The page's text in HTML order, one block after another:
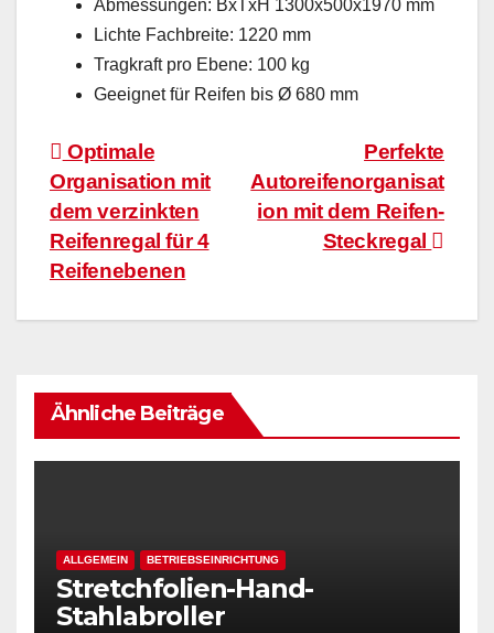
Abmessungen: BxTxH 1300x500x1970 mm
Lichte Fachbreite: 1220 mm
Tragkraft pro Ebene: 100 kg
Geeignet für Reifen bis Ø 680 mm
BeitragsnavigationPerfekte
Autoreifenorganisat
ion mit dem Reifen-
Steckregal
Optimale
Organisation mit
dem verzinkten
Reifenregal für 4
Reifenebenen
Ähnliche Beiträge
ALLGEMEIN BETRIEBSEINRICHTUNG
Stretchfolien-Hand-
Stahlabroller